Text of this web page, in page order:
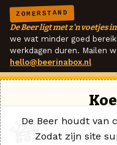
ZOMERSTAND
De Beer ligt met z'n voetjes
we wat minder goed
werkdagen duren. Mailen
hello@beerinabox.nl
De Beer houdt van
Zodat zijn site